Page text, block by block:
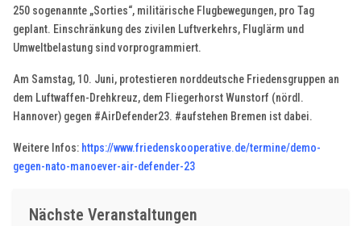
250 sogenannte „Sorties“, militärische Flugbewegungen, pro Tag
geplant. Einschränkung des zivilen Luftverkehrs, Fluglärm und
Umweltbelastung sind vorprogrammiert.
Am Samstag, 10. Juni, protestieren norddeutsche Friedensgruppen an
dem Luftwaffen-Drehkreuz, dem Fliegerhorst Wunstorf (nördl.
Hannover) gegen #AirDefender23. #aufstehen Bremen ist dabei.
Weitere Infos: https://www.friedenskooperative.de/termine/demo-
gegen-nato-manoever-air-defender-23
Nächste Veranstaltungen